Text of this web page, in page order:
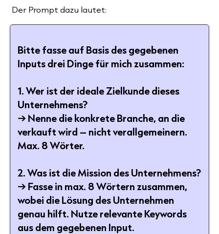
Der Prompt dazu lautet:
Bitte fasse auf Basis des gegebenen
Inputs drei Dinge für mich zusammen:
1. Wer ist der ideale Zielkunde dieses
Unternehmens?
→ Nenne die konkrete Branche, an die
verkauft wird – nicht verallgemeinern.
Max. 8 Wörter.
2. Was ist die Mission des Unternehmens?
→ Fasse in max. 8 Wörtern zusammen,
wobei die Lösung des Unternehmen
genau hilft. Nutze relevante Keywords
aus dem gegebenen Input.